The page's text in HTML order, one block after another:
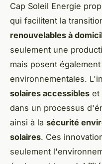
Cap Soleil Energie
qui facilitent la
renouvelables à
seulement une
mais posent
environnementales.
solaires accessibles et
dans un processus
ainsi à la sécurité
solaires. Ces
seulement